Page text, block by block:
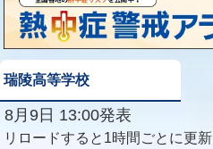
瑞陵高等学校
8月9日 13:00発表
リロードすると1時間ごとに更新